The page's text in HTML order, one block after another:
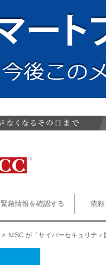
緊急情報を確認する 依
NISC が「サイバーセキュリテ